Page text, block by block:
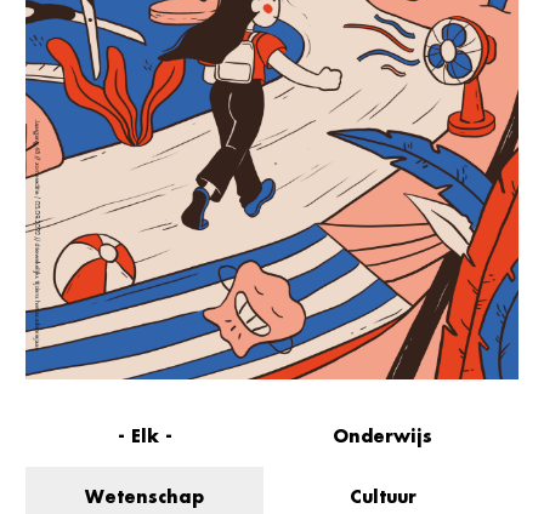
- Elk - Onderwijs
Wetenschap Cultuur